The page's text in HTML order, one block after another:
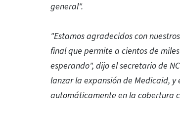
general".
"Estamos agradecidos con
final que permite a cientos de
esperando", dijo el secretario de
lanzar la expansión de Medicaid, y
automáticamente en la cobertura